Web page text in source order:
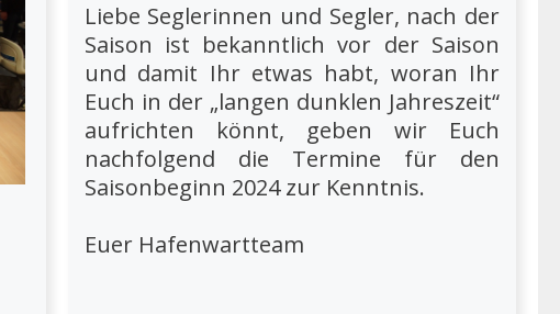
Liebe Seglerinnen und Segler, nach der
Saison ist bekanntlich vor der Saison
und damit Ihr etwas habt, woran Ihr
Euch in der „langen dunklen Jahreszeit“
aufrichten könnt, geben wir Euch
nachfolgend die Termine für den
Saisonbeginn 2024 zur Kenntnis.
Euer Hafenwartteam